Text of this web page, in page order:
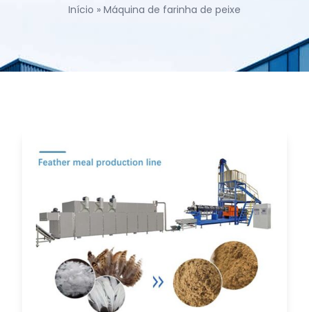
Início » Máquina de farinha de peixe